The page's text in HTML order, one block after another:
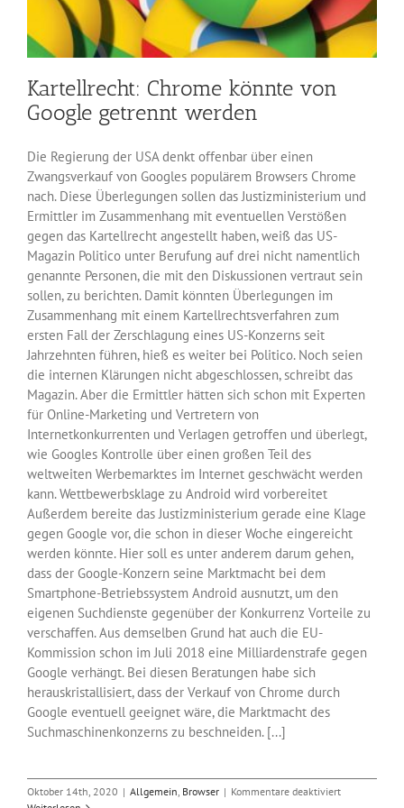
Kartellrecht: Chrome könnte von
Google getrennt werden
Die Regierung der USA denkt offenbar über einen
Zwangsverkauf von Googles populärem Browsers Chrome
nach. Diese Überlegungen sollen das Justizministerium und
Ermittler im Zusammenhang mit eventuellen Verstößen
gegen das Kartellrecht angestellt haben, weiß das US-
Magazin Politico unter Berufung auf drei nicht namentlich
genannte Personen, die mit den Diskussionen vertraut sein
sollen, zu berichten. Damit könnten Überlegungen im
Zusammenhang mit einem Kartellrechtsverfahren zum
ersten Fall der Zerschlagung eines US-Konzerns seit
Jahrzehnten führen, hieß es weiter bei Politico. Noch seien
die internen Klärungen nicht abgeschlossen, schreibt das
Magazin. Aber die Ermittler hätten sich schon mit Experten
für Online-Marketing und Vertretern von
Internetkonkurrenten und Verlagen getroffen und überlegt,
wie Googles Kontrolle über einen großen Teil des
weltweiten Werbemarktes im Internet geschwächt werden
kann. Wettbewerbsklage zu Android wird vorbereitet
Außerdem bereite das Justizministerium gerade eine Klage
gegen Google vor, die schon in dieser Woche eingereicht
werden könnte. Hier soll es unter anderem darum gehen,
dass der Google-Konzern seine Marktmacht bei dem
Smartphone-Betriebssystem Android ausnutzt, um den
eigenen Suchdienste gegenüber der Konkurrenz Vorteile zu
verschaffen. Aus demselben Grund hat auch die EU-
Kommission schon im Juli 2018 eine Milliardenstrafe gegen
Google verhängt. Bei diesen Beratungen habe sich
herauskristallisiert, dass der Verkauf von Chrome durch
Google eventuell geeignet wäre, die Marktmacht des
Suchmaschinenkonzerns zu beschneiden. [...]
Oktober 14th, 2020 | Allgemein, Browser | Kommentare deaktiviertfür